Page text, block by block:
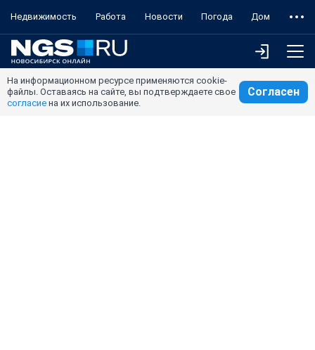
Недвижимость Работа Новости Погода Дом
На информационном ресурсе применяются cookie-
файлы. Оставаясь на сайте, вы подтверждаете свое
согласие на их использование.
Согласен